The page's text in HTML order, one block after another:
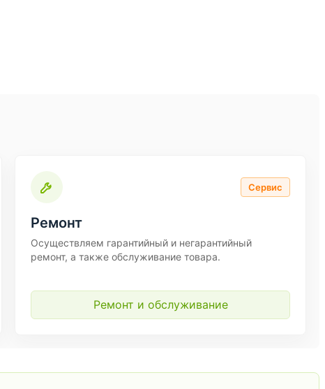
Сервис
Ремонт
Осуществляем гарантийный и негарантийный
ремонт, а также обслуживание товара.
Ремонт и обслуживание